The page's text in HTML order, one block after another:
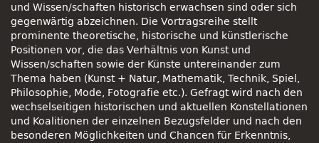
und Wissen/schaften historisch erwachsen sind oder sich
gegenwärtig abzeichnen. Die Vortragsreihe stellt
prominente theoretische, historische und künstlerische
Positionen vor, die das Verhältnis von Kunst und
Wissen/schaften sowie der Künste untereinander zum
Thema haben (Kunst + Natur, Mathematik, Technik, Spiel,
Philosophie, Mode, Fotografie etc.). Gefragt wird nach den
wechselseitigen historischen und aktuellen Konstellationen
und Koalitionen der einzelnen Bezugsfelder und nach den
besonderen Möglichkeiten und Chancen für Erkenntnis,